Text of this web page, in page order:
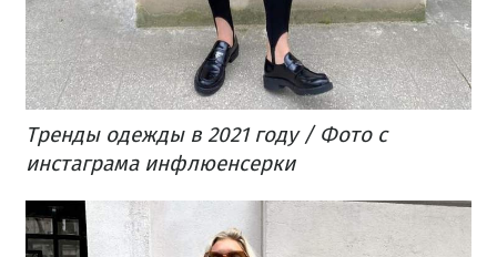
Тренды одежды в 2021 году / Фото с
инстаграма инфлюенсерки